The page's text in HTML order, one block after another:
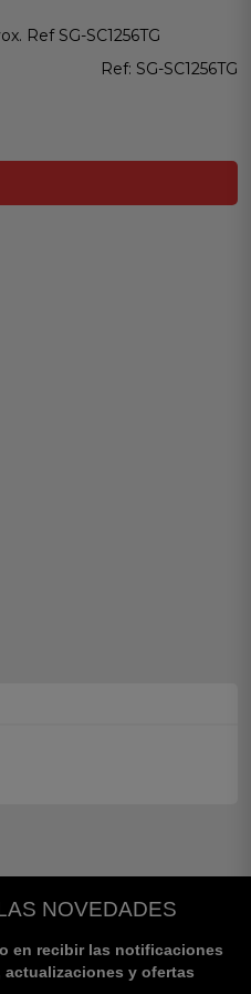
Ref SG-SC1256TG
Ref: SG-SC1256TG
NOVEDADES
en recibir las notificaciones
y ofertas